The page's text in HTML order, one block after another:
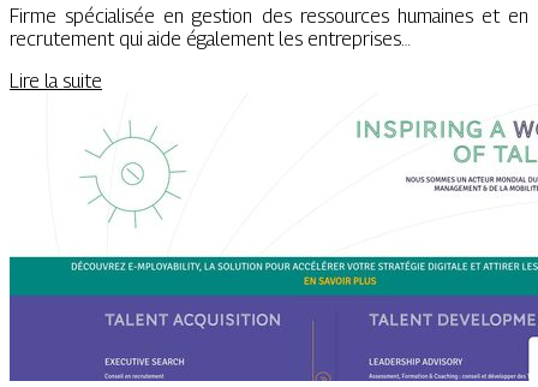
Firme spécialisée en gestion des ressources humaines et en
recrutement qui aide également les entreprises…
Lire la suite